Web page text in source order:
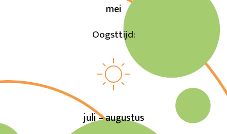
mei
Oogsttijd:
juli – augustus